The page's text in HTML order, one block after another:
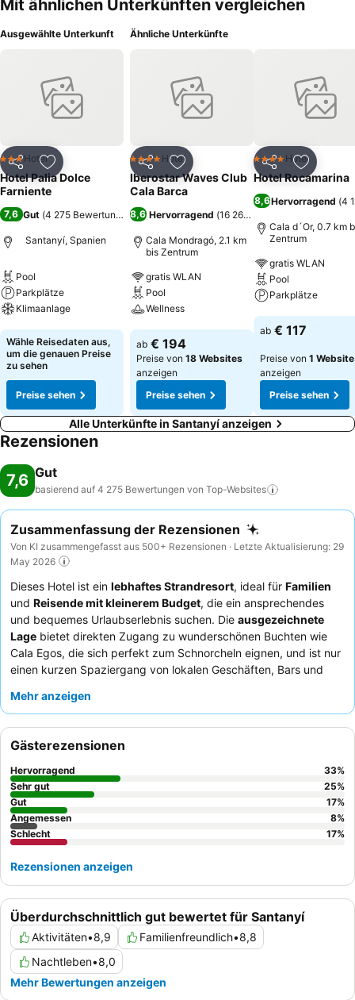
Mit ähnlichen Unterkünften vergleichen
Ausgewählte Unterkunft
Teilen Zu Favoriten hinzufügen
3 SterneHotel
Hotel Palia Dolce
Farniente
7,6 Gut (4 275 Bewertungen)
Santanyí, Spanien
Pool
Parkplätze
Klimaanlage
Preise sehen
Wähle Reisedaten aus,
um die genauen Preise
zu sehen
Preise sehen
Ähnliche Unterkünfte
Teilen Zu Favoriten hinzufügen
4 SterneHotel
Iberostar Waves Club
Cala Barca
8,6 Hervorragend (16 266 Bewertungen
Cala Mondragó, 2.1 km
bis Zentrum
gratis WLAN
Pool
Wellness
Preise sehen
ab € 194
Preise von 18 Websites
anzeigen
Preise sehen
Teilen Zu
4 SterneHotel
Hotel Rocamarina
8,6Hervorragend (4
Cala d´Or, 0.7 km
Zentrum
gratis WLAN
Pool
Parkplätze
Preise sehen
ab € 117
Preise von 1 Website
anzeigen
Preise sehen
Alle Unterkünfte in Santanyí anzeigen
Rezensionen
7,6 Gut
basierend auf 4 275 Bewertungen von Top-Websites
Zusammenfassung der Rezensionen
Von KI zusammengefasst aus 500+ Rezensionen · Letzte Aktualisierung: 29
May 2026
Dieses Hotel ist ein lebhaftes Strandresort, ideal für Familien
und Reisende mit kleinerem Budget, die ein ansprechendes
und bequemes Urlaubserlebnis suchen. Die ausgezeichnete
Lage bietet direkten Zugang zu wunderschönen Buchten wie
Cala Egos, die sich perfekt zum Schnorcheln eignen, und ist nur
einen kurzen Spaziergang von lokalen Geschäften, Bars und
Erwachseneund einen speziellen Kinderpool, die ausreichend
durchweg das
außergewöhnliche Personal und den Service
und heben deren Freundlichkeit und Aufmerksamkeit hervor.
Zudem genießen sie die vielfältige und schmackhafte
Buffetauswahl. Für einen ruhigeren Aufenthalt empfiehlt es sich,
ein Zimmer in einer höheren Etage anzufragen, um potenziellen
Problemen im Erdgeschoss zu entgehen.
Mehr anzeigen
Überdurchschnittlich gut bewertet für Santanyí
Aktivitäten•8,9 Familienfreundlich•8,8
Nachtleben•8,0
Mehr Bewertungen anzeigen
Gästerezensionen
Hervorragend 33%
Sehr gut
25%
Gut
17%
Angemessen
8%
Schlecht
17%
Rezensionen anzeigen